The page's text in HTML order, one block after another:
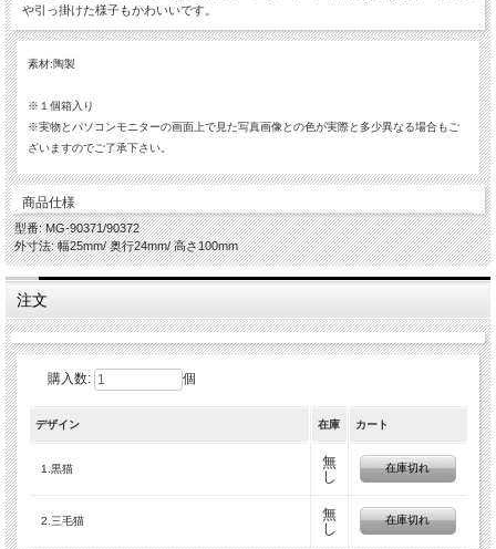
や引っ掛けた様子もかわいいです。
素材:陶製
※１個箱入り
※実物とパソコンモニターの画面上で見た写真画像との色が実際と多少異なる場合もご
ざいますのでご了承下さい。
商品仕様
型番: MG-90371/90372
外寸法: 幅25mm/ 奥行24mm/ 高さ100mm
注文
購入数: 個
デザイン 在庫 カート
1.黒猫
無
し
在庫切れ
2.三毛猫
無
し
在庫切れ